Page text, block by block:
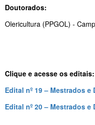
Doutorados:
Olericultura (PPGOL) -
Clique e acesse os editais:
Edital nº 19 – Mestrados
Edital nº 20 – Mestrados